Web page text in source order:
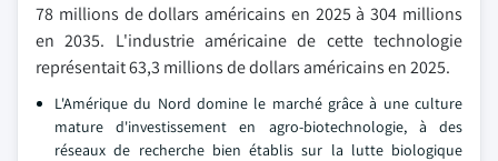
78 millions de dollars américains en 2025 à 304 millions
en 2035. L'industrie américaine de cette technologie
représentait 63,3 millions de dollars américains en 2025.
L'Amérique du Nord domine le marché grâce à une culture
mature d'investissement en agro-biotechnologie, à des
réseaux de recherche bien établis sur la lutte biologique